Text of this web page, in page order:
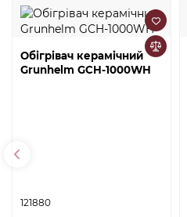
Обігрівач керамічний
Grunhelm GCH-1000WH
121880